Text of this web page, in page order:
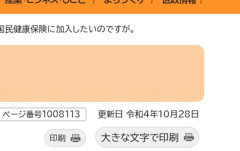
民健康保険に加入したいのですが。
ページ番号1008113 更新日 令和4年10月28日
印刷 大きな文字で印刷